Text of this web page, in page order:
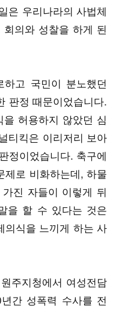
은 우리나라의 사법체
의와 성찰을 하게 된
고 국민이 분노했던
판정 때문이었습니다.
허용하지 않았던 심
티킥은 이리저리 보아
정이었습니다. 축구에
제로 비화하는데, 하물
진 자들이 이렇게 뒤
을 할 수 있다는 것은
의식을 느끼게 하는 사
주지청에서 여성전담
간 성폭력 수사를 전